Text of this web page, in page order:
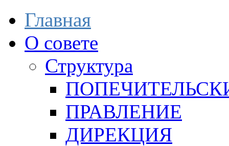
Главная
О совете
Структура
ПРАВЛЕНИЕ
ДИРЕКЦИЯ